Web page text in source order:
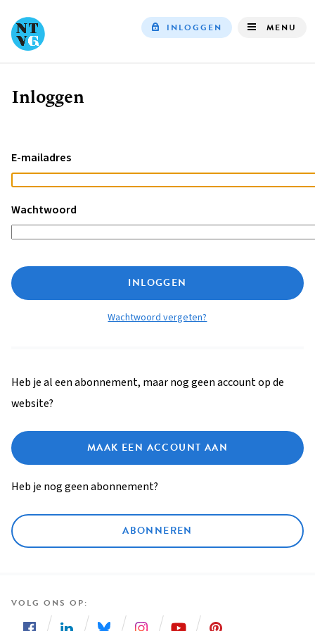
INLOGGEN MENU
Kruimelpad
Inloggen
E-mailadres
Wachtwoord
INLOGGEN
Wachtwoord vergeten?
Heb je al een abonnement, maar nog geen account op de
website?
MAAK EEN ACCOUNT AAN
Heb je nog geen abonnement?
ABONNEREN
VOLG ONS OP